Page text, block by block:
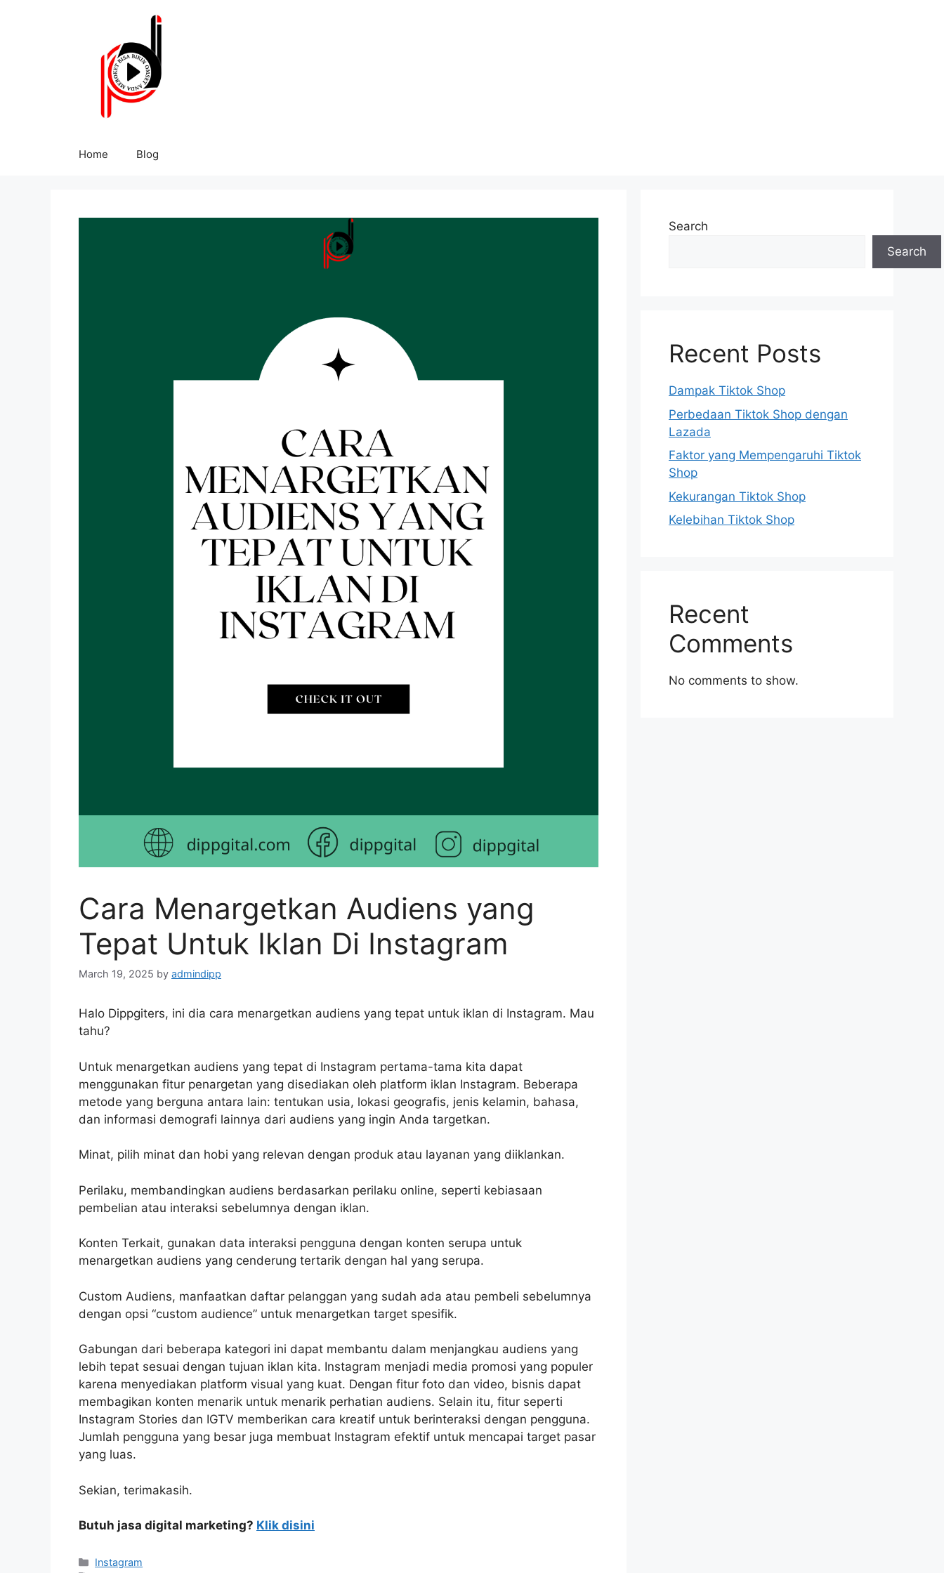
Home Blog
Cara Menargetkan Audiens yang
Tepat Untuk Iklan Di Instagram
March 19, 2025 by admindipp
Halo Dippgiters, ini dia cara menargetkan audiens yang tepat untuk iklan di Instagram. Mau
tahu?
Untuk menargetkan audiens yang tepat di Instagram pertama-tama kita dapat
menggunakan fitur penargetan yang disediakan oleh platform iklan Instagram. Beberapa
metode yang berguna antara lain: tentukan usia, lokasi geografis, jenis kelamin, bahasa,
dan informasi demografi lainnya dari audiens yang ingin Anda targetkan.
Minat, pilih minat dan hobi yang relevan dengan produk atau layanan yang diiklankan.
Perilaku, membandingkan audiens berdasarkan perilaku online, seperti kebiasaan
pembelian atau interaksi sebelumnya dengan iklan.
Konten Terkait, gunakan data interaksi pengguna dengan konten serupa untuk
menargetkan audiens yang cenderung tertarik dengan hal yang serupa.
Custom Audiens, manfaatkan daftar pelanggan yang sudah ada atau pembeli sebelumnya
dengan opsi “custom audience” untuk menargetkan target spesifik.
Gabungan dari beberapa kategori ini dapat membantu dalam menjangkau audiens yang
lebih tepat sesuai dengan tujuan iklan kita. Instagram menjadi media promosi yang populer
karena menyediakan platform visual yang kuat. Dengan fitur foto dan video, bisnis dapat
membagikan konten menarik untuk menarik perhatian audiens. Selain itu, fitur seperti
Instagram Stories dan IGTV memberikan cara kreatif untuk berinteraksi dengan pengguna.
Jumlah pengguna yang besar juga membuat Instagram efektif untuk mencapai target pasar
yang luas.
Sekian, terimakasih.
Butuh jasa digital marketing? Klik disini
Instagram
Search
Search
Recent Posts
Dampak Tiktok Shop
Perbedaan Tiktok Shop dengan
Lazada
Faktor yang Mempengaruhi Tiktok
Shop
Kekurangan Tiktok Shop
Kelebihan Tiktok Shop
Recent
Comments
No comments to show.